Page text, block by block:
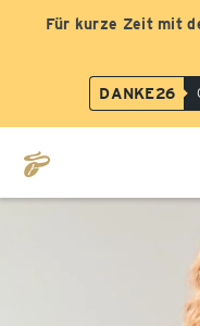
Für kurze Zeit mit
DANKE26